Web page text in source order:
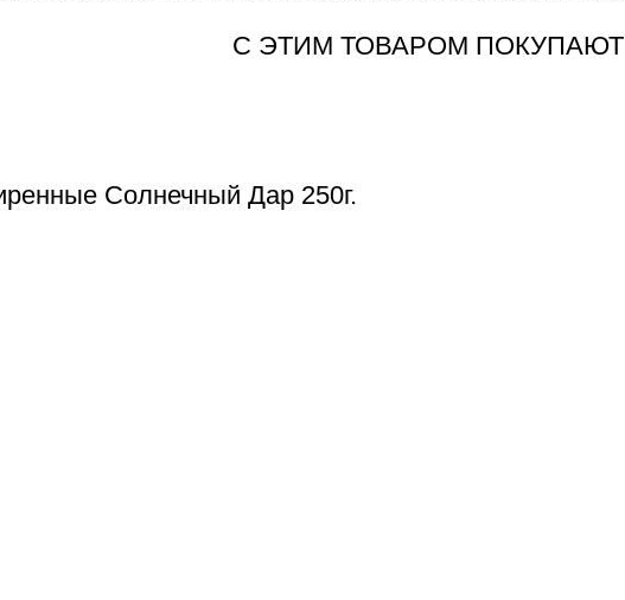
С ЭТИМ ТОВАРОМ ПОКУПАЮТ
Солнечный Дар 250г.